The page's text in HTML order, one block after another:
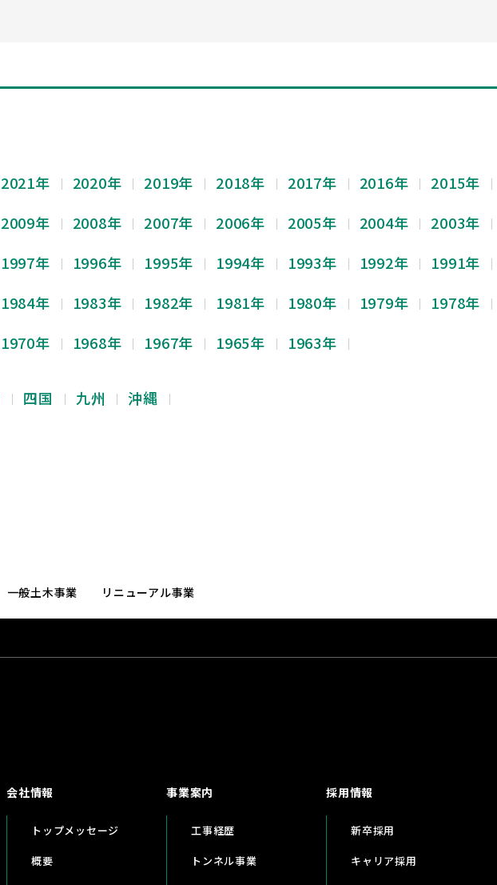
2021年 2020年 2019年 2018年 2017年 2016年
2015年
2009年 2008年 2007年 2006年 2005年 2004年
2003年
1997年 1996年 1995年 1994年 1993年 1992年
1991年
1984年 1983年 1982年 1981年 1980年 1979年
1978年
1970年 1968年 1967年 1965年 1963年
四国 九州 沖縄
一般土木事業 リニューアル事業
会社情報
トップメッセージ
概要
事業案内
工事経歴
トンネル事業
採用情報
新卒採用
キャリア採用